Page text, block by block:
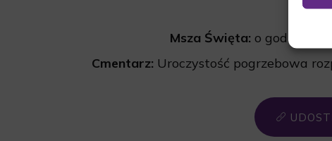
Msza Święta: o godz.
Cmentarz: Uroczystość pogrzebowa